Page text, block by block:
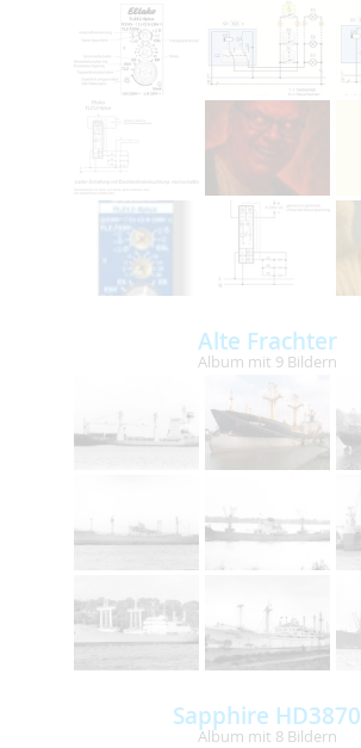
Alte Frachter
Album mit 9 Bildern
Sapphire HD3870
Album mit 8 Bildern